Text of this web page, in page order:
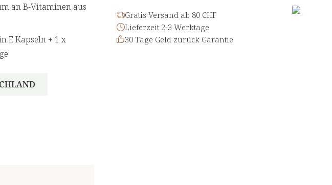
an B-Vitaminen aus
E Kapseln + 1 x
Gratis Versand ab 80 CHF
Lieferzeit 2-3 Werktage
30 Tage Geld zurück Garantie